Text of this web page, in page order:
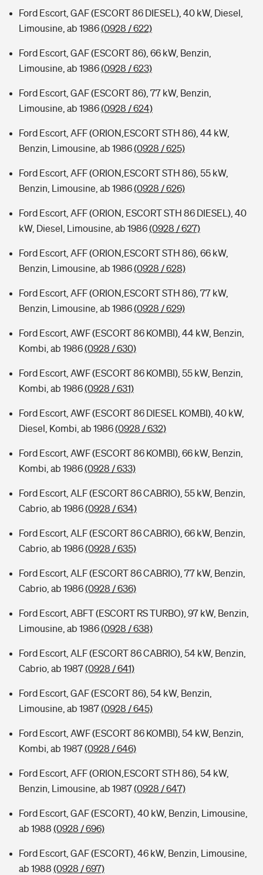
Ford Escort, GAF (ESCORT 86 DIESEL), 40 kW, Diesel,
Limousine, ab 1986(0928 / 622)
Ford Escort, GAF (ESCORT 86), 66 kW, Benzin,
Limousine, ab 1986(0928 / 623)
Ford Escort, GAF (ESCORT 86), 77 kW, Benzin,
Limousine, ab 1986(0928 / 624)
Ford Escort, AFF (ORION,ESCORT STH 86), 44 kW,
Benzin, Limousine, ab 1986(0928 / 625)
Ford Escort, AFF (ORION,ESCORT STH 86), 55 kW,
Benzin, Limousine, ab 1986(0928 / 626)
Ford Escort, AFF (ORION, ESCORT STH 86 DIESEL), 40
kW, Diesel, Limousine, ab 1986(0928 / 627)
Ford Escort, AFF (ORION,ESCORT STH 86), 66 kW,
Benzin, Limousine, ab 1986(0928 / 628)
Ford Escort, AFF (ORION,ESCORT STH 86), 77 kW,
Benzin, Limousine, ab 1986(0928 / 629)
Ford Escort, AWF (ESCORT 86 KOMBI), 44 kW, Benzin,
Kombi, ab 1986(0928 / 630)
Ford Escort, AWF (ESCORT 86 KOMBI), 55 kW, Benzin,
Kombi, ab 1986(0928 / 631)
Ford Escort, AWF (ESCORT 86 DIESEL KOMBI), 40 kW,
Diesel, Kombi, ab 1986(0928 / 632)
Ford Escort, AWF (ESCORT 86 KOMBI), 66 kW, Benzin,
Kombi, ab 1986(0928 / 633)
Ford Escort, ALF (ESCORT 86 CABRIO), 55 kW, Benzin,
Cabrio, ab 1986(0928 / 634)
Ford Escort, ALF (ESCORT 86 CABRIO), 66 kW, Benzin,
Cabrio, ab 1986(0928 / 635)
Ford Escort, ALF (ESCORT 86 CABRIO), 77 kW, Benzin,
Cabrio, ab 1986(0928 / 636)
Ford Escort, ABFT (ESCORT RS TURBO), 97 kW, Benzin,
Limousine, ab 1986(0928 / 638)
Ford Escort, ALF (ESCORT 86 CABRIO), 54 kW, Benzin,
Cabrio, ab 1987(0928 / 641)
Ford Escort, GAF (ESCORT 86), 54 kW, Benzin,
Limousine, ab 1987(0928 / 645)
Ford Escort, AWF (ESCORT 86 KOMBI), 54 kW, Benzin,
Kombi, ab 1987(0928 / 646)
Ford Escort, AFF (ORION,ESCORT STH 86), 54 kW,
Benzin, Limousine, ab 1987(0928 / 647)
Ford Escort, GAF (ESCORT), 40 kW, Benzin, Limousine,
ab 1988 (0928 / 696)
Ford Escort, GAF (ESCORT), 46 kW, Benzin, Limousine,
ab 1988 (0928 / 697)